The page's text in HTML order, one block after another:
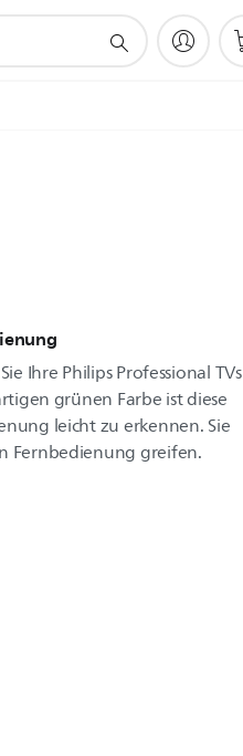
Ihre Philips Professional TVs
grünen Farbe ist diese
leicht zu erkennen. Sie
Fernbedienung greifen.